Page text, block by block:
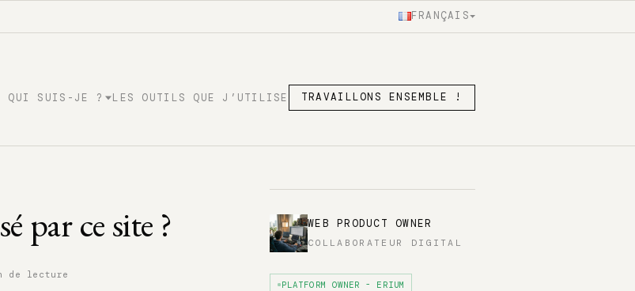
FRANÇAIS
QUI SUIS-JE ? LES OUTILS QUE J’UTILISE TRAVAILLONS ENSEMBLE !
par ce site ?
de lecture
WEB PRODUCT OWNER
COLLABORATEUR DIGITAL
PLATFORM OWNER - ERIUM